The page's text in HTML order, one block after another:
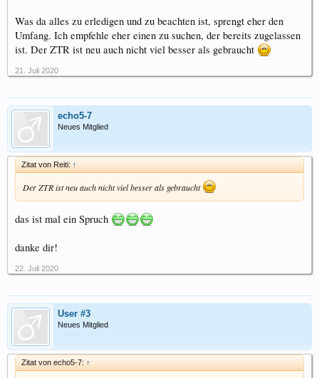
Was da alles zu erledigen und zu beachten ist, sprengt eher den
Umfang. Ich empfehle eher einen zu suchen, der bereits zugelassen
ist. Der ZTR ist neu auch nicht viel besser als gebraucht
21. Juli 2020
echo5-7
Neues Mitglied
Zitat von Reiti: ↑
Der ZTR ist neu auch nicht viel besser als gebraucht
das ist mal ein Spruch
danke dir!
22. Juli 2020
User #3
Neues Mitglied
Zitat von echo5-7: ↑